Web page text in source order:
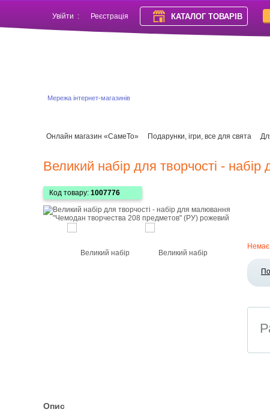
Увійти : Реєстрація КАТАЛОГ ТОВАРІВ
Мережа інтернет-магазинів
Онлайн магазин «СамеТо» Подарунки, ігри, все для свята
Великий набір для творчості -
Код товару: 1007776
Немає
Опис